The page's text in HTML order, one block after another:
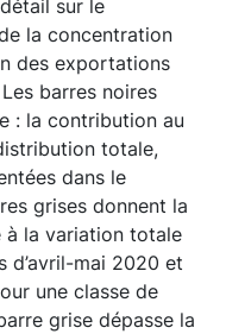
sur le
la concentration
des exportations
barres noires
: la contribution au
totale,
dans le
grises donnent la
la variation totale
d’avril-mai 2020 et
une classe de
grise dépasse la